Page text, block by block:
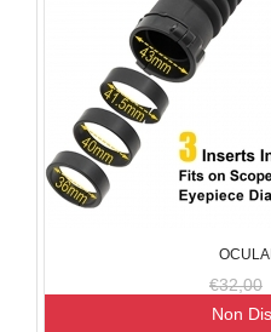
€32,00
Non